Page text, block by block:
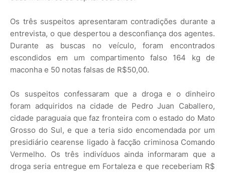
Os três suspeitos apresentaram contradições durante a
entrevista, o que despertou a desconfiança dos agentes.
Durante as buscas no veículo, foram encontrados
escondidos em um compartimento falso 164 kg de
maconha e 50 notas falsas de R$50,00.
Os suspeitos confessaram que a droga e o dinheiro
foram adquiridos na cidade de Pedro Juan Caballero,
cidade paraguaia que faz fronteira com o estado do Mato
Grosso do Sul, e que a teria sido encomendada por um
presidiário cearense ligado à facção criminosa Comando
Vermelho. Os três indivíduos ainda informaram que a
droga seria entregue em Fortaleza e que receberiam R$